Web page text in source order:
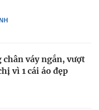
chân váy ngắn, vượt
vì 1 cái áo đẹp